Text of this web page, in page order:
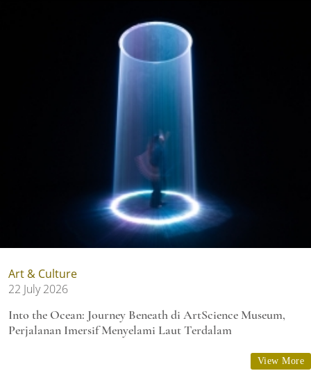
Art & Culture
22 July 2026
Into the Ocean: Journey Beneath di ArtScience Museum,
Perjalanan Imersif Menyelami Laut Terdalam
View More